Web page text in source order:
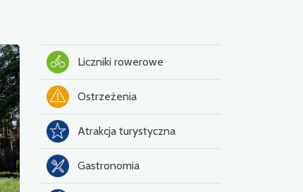
Liczniki rowerowe
Ostrzeżenia
Atrakcja turystyczna
Gastronomia